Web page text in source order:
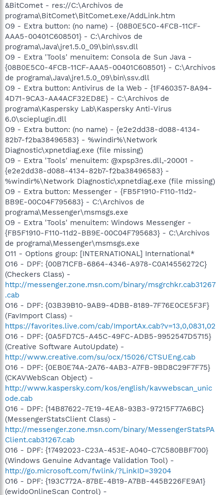
&BitComet - res://C:\Archivos de
programa\BitComet\BitComet.exe/AddLink.htm
O9 - Extra button: (no name) - {08B0E5C0-4FCB-11CF-
AAA5-00401C608501} - C:\Archivos de
programa\Java\jre1.5.0_09\bin\ssv.dll
O9 - Extra 'Tools' menuitem: Consola de Sun Java -
{08B0E5C0-4FCB-11CF-AAA5-00401C608501} - C:\Archivos
de programa\Java\jre1.5.0_09\bin\ssv.dll
O9 - Extra button: Antivirus de la Web - {1F460357-8A94-
4D71-9CA3-AA4ACF32ED8E} - C:\Archivos de
programa\Kaspersky Lab\Kaspersky Anti-Virus
6.0\scieplugin.dll
O9 - Extra button: (no name) - {e2e2dd38-d088-4134-
82b7-f2ba38496583} - %windir%\Network
Diagnostic\xpnetdiag.exe (file missing)
O9 - Extra 'Tools' menuitem: @xpsp3res.dll,-20001 -
{e2e2dd38-d088-4134-82b7-f2ba38496583} -
%windir%\Network Diagnostic\xpnetdiag.exe (file missing)
O9 - Extra button: Messenger - {FB5F1910-F110-11d2-
BB9E-00C04F795683} - C:\Archivos de
programa\Messenger\msmsgs.exe
O9 - Extra 'Tools' menuitem: Windows Messenger -
{FB5F1910-F110-11d2-BB9E-00C04F795683} - C:\Archivos
de programa\Messenger\msmsgs.exe
O11 - Options group: [INTERNATIONAL] International*
O16 - DPF: {00B71CFB-6864-4346-A978-C0A14556272C}
(Checkers Class) -
http://messenger.zone.msn.com/binary/msgrchkr.cab31267
.cab
O16 - DPF: {03B39B10-9AB9-4DBB-8189-7F76E0CE5F3F}
(FavImport Class) -
https://favorites.live.com/cab/ImportAx.cab?v=13,0,0831,02
O16 - DPF: {0A5FD7C5-A45C-49FC-ADB5-9952547D5715}
(Creative Software AutoUpdate) -
http://www.creative.com/su/ocx/15026/CTSUEng.cab
O16 - DPF: {0EB0E74A-2A76-4AB3-A7FB-9BD8C29F7F75}
(CKAVWebScan Object) -
http://www.kaspersky.com/kos/english/kavwebscan_unic
ode.cab
O16 - DPF: {14B87622-7E19-4EA8-93B3-97215F77A6BC}
(MessengerStatsClient Class) -
http://messenger.zone.msn.com/binary/MessengerStatsPA
Client.cab31267.cab
O16 - DPF: {17492023-C23A-453E-A040-C7C580BBF700}
(Windows Genuine Advantage Validation Tool) -
http://go.microsoft.com/fwlink/?LinkID=39204
O16 - DPF: {193C772A-87BE-4B19-A7BB-445B226FE9A1}
(ewidoOnlineScan Control) -